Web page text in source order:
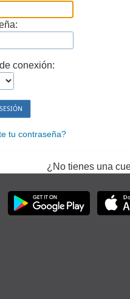
conexión:
tu contraseña?
¿No tienes una